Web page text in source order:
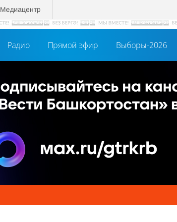
Медиацентр
Радио Прямой эфир Выборы-2026